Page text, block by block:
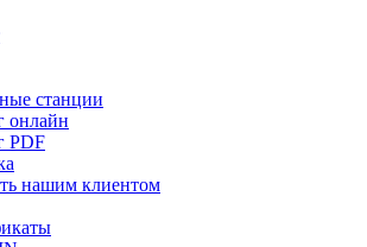
станции
онлайн
PDF
нашим клиентом